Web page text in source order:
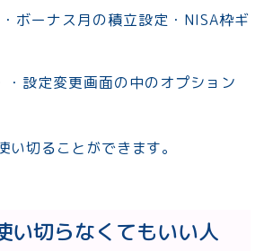
ボーナス月の積立設定・NISA枠ギ
・設定変更画面の中のオプション
い切ることができます。
い切らなくてもいい人